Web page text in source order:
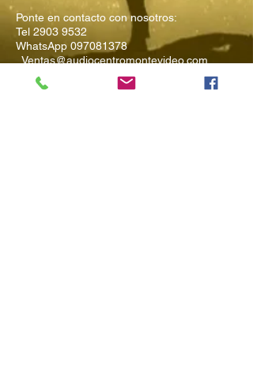
Ponte en contacto con nosotros:
Tel 2903 9532
WhatsApp 097081378
Ventas@audiocentromontevideo.com
Audiocentromontevideo.com